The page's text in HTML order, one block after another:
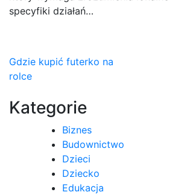
specyfiki działań…
Nawigacja
wpisu
Gdzie kupić futerko na
rolce
Kategorie
Biznes
Budownictwo
Dzieci
Dziecko
Edukacja